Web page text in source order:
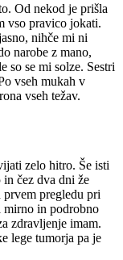
Od nekod je prišla
vso pravico jokati.
nihče mi ni
narobe z mano,
so se mi solze. Sestri
vseh mukah v
vseh težav.
zelo hitro. Še isti
čez dva dni že
pregledu pri
in podrobno
zdravljenje imam.
lege tumorja pa je